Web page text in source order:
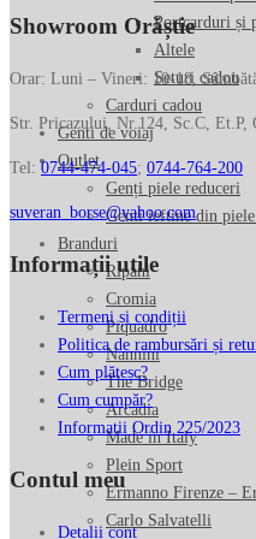
Portcarduri și
Altele
Seturi cadou
Carduri cadou
Genti de voiaj
Outlet
Genți piele reduceri
Genti ieftine din
Branduri
Ripani
Cromia
Piquadro
Nannini
The Bridge
Arcadia
Made in Italy
Plein Sport
Ermanno Firenze –
Carlo Salvatelli
Showroom Orăștie
Orar: Luni – Vineri: 10-18,
Str. Pricazului, Nr.124, Sc.C, Et.P,
Tel:0744-474-045; 0744-764-200
suveran_borse@yahoo.com
Informații utile
Termeni și condiții
Politica de rambursări și
Cum plătesc?
Cum cumpăr?
Informatii Ordin 225/2023
Contul meu
Detalii cont